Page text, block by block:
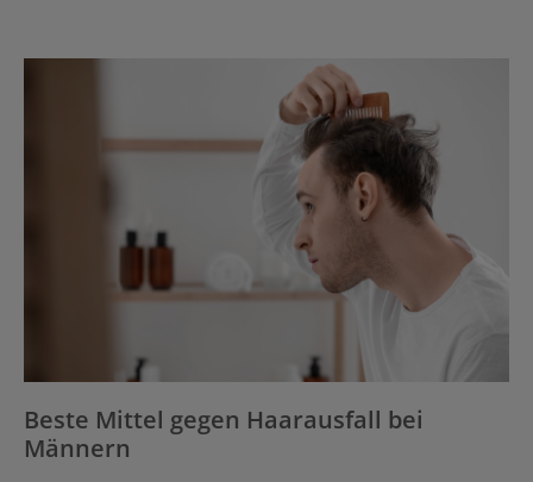
Beste Mittel gegen Haarausfall bei
Männern